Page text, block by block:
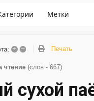
Метки
+ – Печать
чтение (слов - 667)
сухой